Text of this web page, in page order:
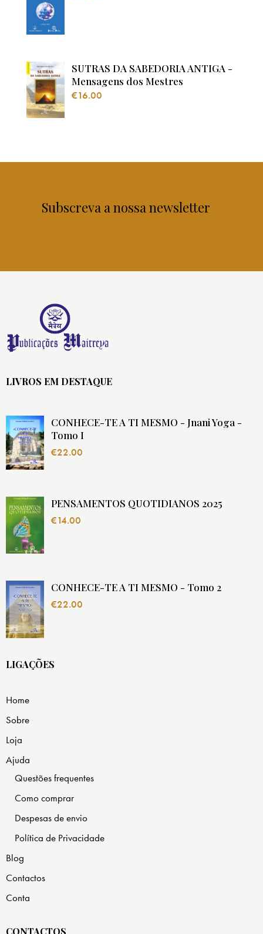
SUTRAS DA SABEDORIA ANTIGA -
Mensagens dos Mestres
€16.00
Subscreva a nossa newsletter
LIVROS EM DESTAQUE
CONHECE-TE A TI MESMO - Jnani Yoga -
Tomo I
€22.00
PENSAMENTOS QUOTIDIANOS 2025
€14.00
CONHECE-TE A TI MESMO - Tomo 2
€22.00
LIGAÇÕES
Home
Sobre
Loja
Ajuda
Questões frequentes
Como comprar
Despesas de envio
Política de Privacidade
Blog
Contactos
Conta
CONTACTOS